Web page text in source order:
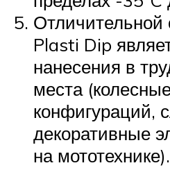
Отличительной
Plasti Dip
нанесения в
места
конфигураций,
декоративные
на мототехнике).